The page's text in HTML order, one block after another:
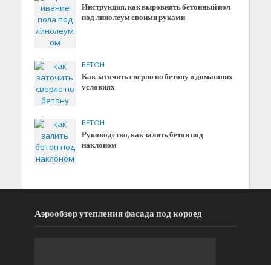
Инструкция, как выровнять бетонный пол
под линолеум своими руками
БЕТОН
Как заточить сверло по бетону в домашних
условиях
БЕТОН
Руководство, как залить бетон под
наклоном
Аэрообзор утепления фасада под короед